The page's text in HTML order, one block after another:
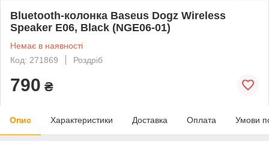
Bluetooth-колонка Baseus Dogz Wireless
Speaker E06, Black (NGE06-01)
Немає в наявності
Код: 271869
Роздріб
790 ₴
Опис Характеристики Доставка Оплата Умови